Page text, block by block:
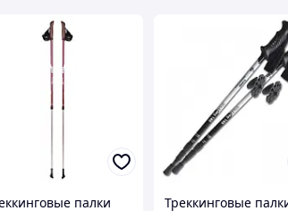
палки
Треккинговые